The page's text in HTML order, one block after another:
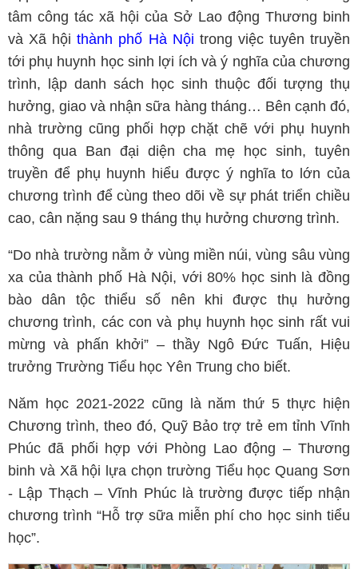
tâm công tác xã hội của Sở Lao động Thương binh
và Xã hộithành phố Hà Nội trong việc tuyên truyền
tới phụ huynh học sinh lợi ích và ý nghĩa của chương
trình, lập danh sách học sinh thuộc đối tượng thụ
hưởng, giao và nhận sữa hàng tháng… Bên cạnh đó,
nhà trường cũng phối hợp chặt chẽ với phụ huynh
thông qua Ban đại diện cha mẹ học sinh, tuyên
truyền để phụ huynh hiểu được ý nghĩa to lớn của
chương trình để cùng theo dõi về sự phát triển chiều
cao, cân nặng sau 9 tháng thụ hưởng chương trình.
“Do nhà trường nằm ở vùng miền núi, vùng sâu vùng
xa của thành phố Hà Nội, với 80% học sinh là đồng
bào dân tộc thiểu số nên khi được thụ hưởng
chương trình, các con và phụ huynh học sinh rất vui
mừng và phấn khởi” – thầy Ngô Đức Tuấn, Hiệu
trưởng Trường Tiểu học Yên Trung cho biết.
Năm học 2021-2022 cũng là năm thứ 5 thực hiện
Chương trình, theo đó, Quỹ Bảo trợ trẻ em tỉnh Vĩnh
Phúc đã phối hợp với Phòng Lao động – Thương
binh và Xã hội lựa chọn trường Tiểu học Quang Sơn
- Lập Thạch – Vĩnh Phúc là trường được tiếp nhận
chương trình “Hỗ trợ sữa miễn phí cho học sinh tiểu
học”.